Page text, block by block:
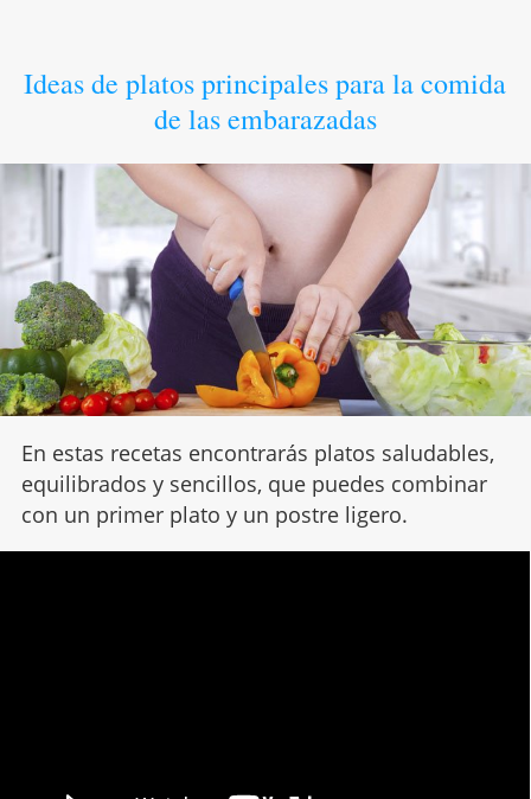
Ideas de platos principales para la comida
de las embarazadas
En estas recetas encontrarás platos saludables,
equilibrados y sencillos, que puedes combinar
con un primer plato y un postre ligero.